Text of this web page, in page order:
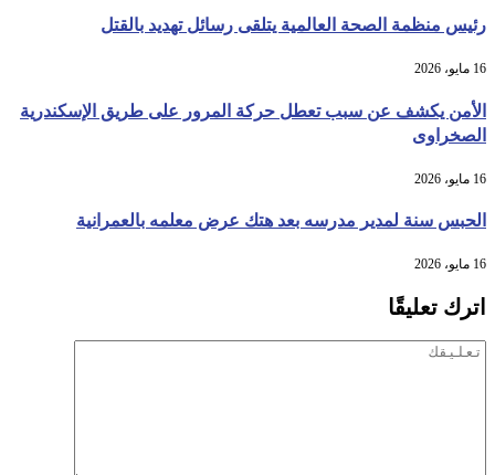
رئيس منظمة الصحة العالمية يتلقى رسائل تهديد بالقتل
16 مايو، 2026
الأمن يكشف عن سبب تعطل حركة المرور على طريق الإسكندرية
الصخراوى
16 مايو، 2026
الحبس سنة لمدير مدرسه بعد هتك عرض معلمه بالعمرانية
16 مايو، 2026
اترك تعليقًا